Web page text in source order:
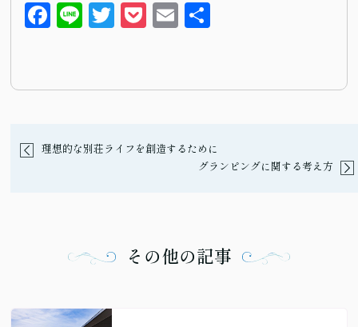
Fa
ok
Li
T
r
P
t
E
理想的な別荘ライフを創造するために
グランピングに関する考え方
その他の記事